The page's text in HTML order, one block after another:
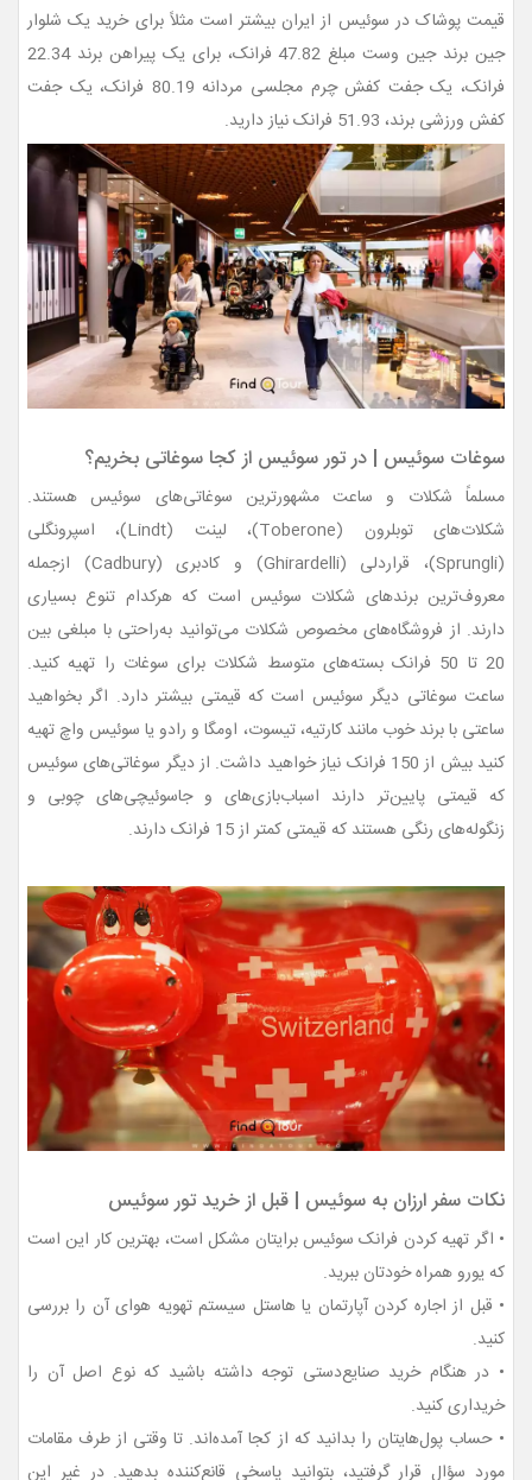
قیمت پوشاک در سوئیس از ایران بیشتر است مثلاً برای خرید یک شلوار
جین برند جین وست مبلغ 47.82 فرانک، برای یک پیراهن برند 22.34
فرانک، یک جفت کفش چرم مجلسی مردانه 80.19 فرانک، یک جفت
کفش ورزشی برند، 51.93 فرانک نیاز دارید.
سوغات سوئیس | در تور سوئیس از کجا سوغاتی بخریم؟
مسلماً شکلات و ساعت مشهورترین سوغاتی‌های سوئیس هستند.
شکلات‌های توبلرون (Toberone)، لینت (Lindt)، اسپرونگلی
(Sprungli)، قراردلی (Ghirardelli) و کادبری (Cadbury) ازجمله
معروف‌ترین برندهای شکلات سوئیس است که هرکدام تنوع بسیاری
دارند. از فروشگاه‌های مخصوص شکلات می‌توانید به‌راحتی با مبلغی بین
20 تا 50 فرانک بسته‌های متوسط شکلات برای سوغات را تهیه کنید.
ساعت سوغاتی دیگر سوئیس است که قیمتی بیشتر دارد. اگر بخواهید
ساعتی با برند خوب مانند کارتیه، تیسوت، اومگا و رادو یا سوئیس واچ تهیه
کنید بیش از 150 فرانک نیاز خواهید داشت. از دیگر سوغاتی‌های سوئیس
که قیمتی پایین‌تر دارند اسباب‌بازی‌های و جاسوئیچی‌های چوبی و
زنگوله‌های رنگی هستند که قیمتی کمتر از 15 فرانک دارند.
نکات سفر ارزان به سوئیس | قبل از خرید تور سوئیس
• اگر تهیه کردن فرانک سوئیس برایتان مشکل است، بهترین کار این است
که یورو همراه خودتان ببرید.
• قبل از اجاره کردن آپارتمان یا هاستل سیستم تهویه هوای آن را بررسی
کنید.
• در هنگام خرید صنایع‌دستی توجه داشته باشید که نوع اصل آن را
خریداری کنید.
• حساب پول‌هایتان را بدانید که از کجا آمده‌اند. تا وقتی از طرف مقامات
مورد سؤال قرار گرفتید، بتوانید پاسخی قانع‌کننده بدهید. در غیر این